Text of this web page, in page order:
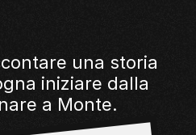
una storia
iniziare dalla
a Monte.